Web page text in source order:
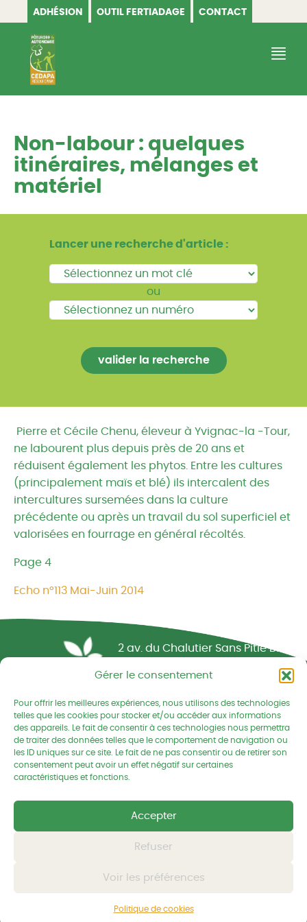
Gérer le consentement
Pour offrir les meilleures expériences, nous utilisons des technologies
telles que les cookies pour stocker et/ou accéder aux informations
des appareils. Le fait de consentir à ces technologies nous permettra
de traiter des données telles que le comportement de navigation ou
les ID uniques sur ce site. Le fait de ne pas consentir ou de retirer son
consentement peut avoir un effet négatif sur certaines
caractéristiques et fonctions.
Accepter
Refuser
Voir les préférences
Politique de cookies
ADHÉSION OUTIL FERTIADAGE CONTACT
CEDAPA
Non-labour : quelques
itinéraires, mélanges et
matériel
Lancer une recherche d'article :
ou
Pierre et Cécile Chenu, éleveur à Yvignac-la -Tour,
ne labourent plus depuis près de 20 ans et
réduisent également les phytos. Entre les cultures
(principalement maïs et blé) ils intercalent des
intercultures sursemées dans la culture
précédente ou après un travail du sol superficiel et
valorisées en fourrage en général récoltés.
Page 4
Echo n°113 Mai-Juin 2014
Réseau CIVAM - Campagnes vivantes
2 av. du Chalutier Sans Pitié BP
02 96 74 75 50
cedapa@wanadoo.fr
Retrouvez-nous sur Facebook
Politique de confidentialités
Tous droits réservés